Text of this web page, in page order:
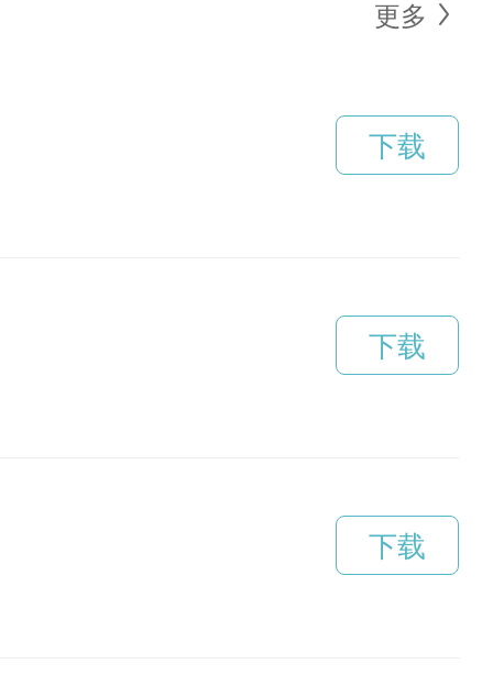
更多
下载
下载
下载